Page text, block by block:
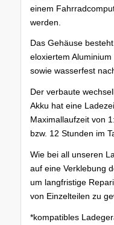
einem
werden.
Das Gehäuse
eloxiertem
sowie wasserfest
Der verbaute
Akku hat eine
Maximallaufzeit von
bzw. 12 Stunden im
Wie bei all unseren
auf eine Verklebung
um langfristige
von Einzelteilen zu
*kompatibles